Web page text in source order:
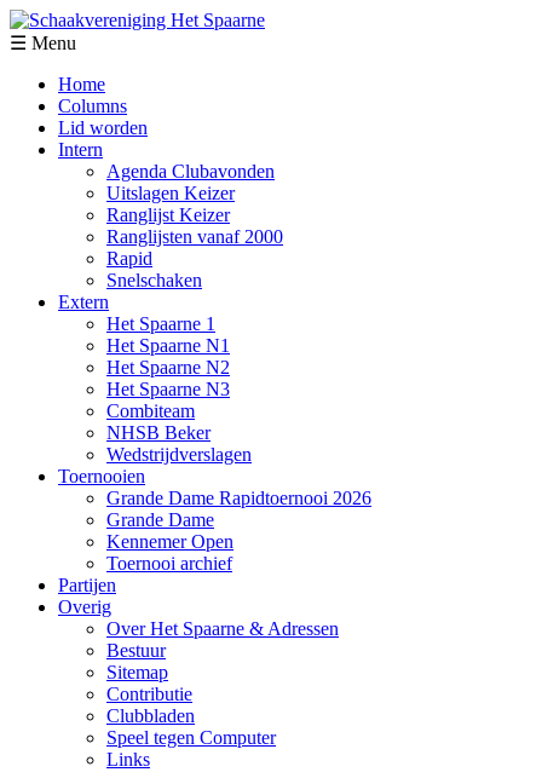
☰ Menu
Home
Columns
Lid worden
Intern
Agenda Clubavonden
Uitslagen Keizer
Ranglijst Keizer
Ranglijsten vanaf 2000
Rapid
Snelschaken
Extern
Het Spaarne 1
Het Spaarne N1
Het Spaarne N2
Het Spaarne N3
Combiteam
NHSB Beker
Wedstrijdverslagen
Toernooien
Grande Dame Rapidtoernooi 2026
Grande Dame
Kennemer Open
Toernooi archief
Partijen
Overig
Over Het Spaarne & Adressen
Bestuur
Sitemap
Contributie
Clubbladen
Speel tegen Computer
Links